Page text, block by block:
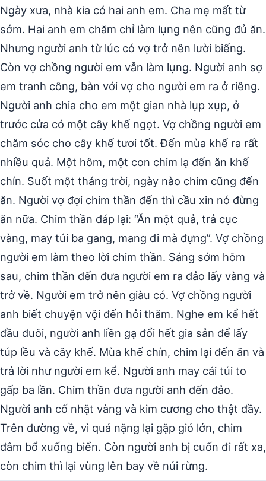
Ngày xưa, nhà kia có hai anh em. Cha mẹ mất từ
sớm. Hai anh em chăm chỉ làm lụng nên cũng đủ ăn.
Nhưng người anh từ lúc có vợ trở nên lười biếng.
Còn vợ chồng người em vẫn làm lụng. Người anh sợ
em tranh công, bàn với vợ cho người em ra ở riêng.
Người anh chia cho em một gian nhà lụp xụp, ở
trước cửa có một cây khế ngọt. Vợ chồng người em
chăm sóc cho cây khế tươi tốt. Đến mùa khế ra rất
nhiều quả. Một hôm, một con chim lạ đến ăn khế
chín. Suốt một tháng trời, ngày nào chim cũng đến
ăn. Người vợ đợi chim thần đến thì cầu xin nó đừng
ăn nữa. Chim thần đáp lại: “Ăn một quả, trả cục
vàng, may túi ba gang, mang đi mà đựng”. Vợ chồng
người em làm theo lời chim thần. Sáng sớm hôm
sau, chim thần đến đưa người em ra đảo lấy vàng và
trở về. Người em trở nên giàu có. Vợ chồng người
anh biết chuyện vội đến hỏi thăm. Nghe em kể hết
đầu đuôi, người anh liền gạ đổi hết gia sản để lấy
túp lều và cây khế. Mùa khế chín, chim lại đến ăn và
trả lời như người em kể. Người anh may cái túi to
gấp ba lần. Chim thần đưa người anh đến đảo.
Người anh cố nhặt vàng và kim cương cho thật đầy.
Trên đường về, vì quá nặng lại gặp gió lớn, chim
đâm bổ xuống biển. Còn người anh bị cuốn đi rất xa,
còn chim thì lại vùng lên bay về núi rừng.